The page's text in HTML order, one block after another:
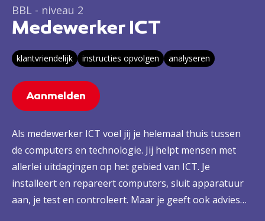
BBL - niveau 2
Medewerker ICT
klantvriendelijk instructies opvolgen analyseren
Aanmelden
Als medewerker ICT voel jij je helemaal thuis tussen
de computers en technologie. Jij helpt mensen met
allerlei uitdagingen op het gebied van ICT. Je
installeert en repareert computers, sluit apparatuur
aan, je test en controleert. Maar je geeft ook advies